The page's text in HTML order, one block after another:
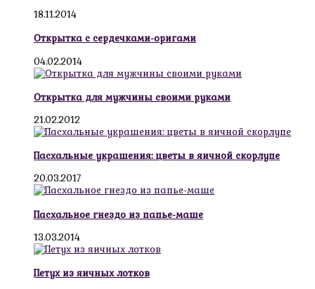
18.11.2014
Открытка с сердечками-оригами
04.02.2014
Открытка для мужчины своими руками
21.02.2012
Пасхальные украшения: цветы в яичной скорлупе
20.03.2017
Пасхальное гнездо из папье-маше
13.03.2014
Петух из яичных лотков